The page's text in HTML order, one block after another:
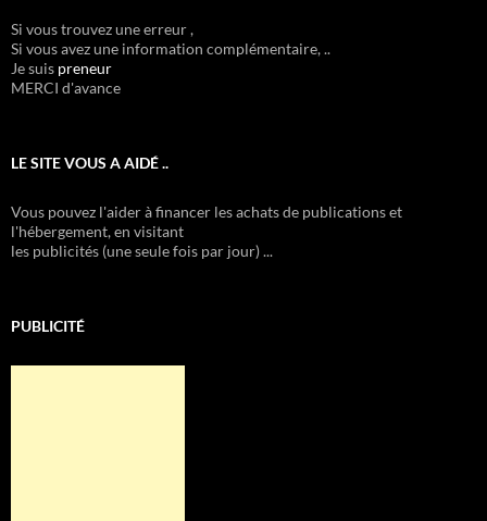
Si vous trouvez une erreur ,
Si vous avez une information complémentaire, ..
Je suis preneur
MERCI d'avance
LE SITE VOUS A AIDÉ ..
Vous pouvez l'aider à financer les achats de publications et
l'hébergement, en visitant
les publicités (une seule fois par jour) ...
PUBLICITÉ